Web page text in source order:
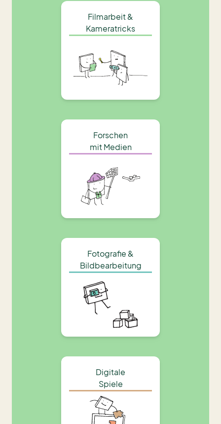
Filmarbeit &
Kameratricks
Forschen
mit Medien
Fotografie &
Bildbearbeitung
Digitale
Spiele